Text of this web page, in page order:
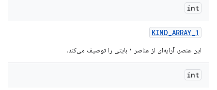
int
KIND_ARRAY_1
این عنصر، آرایه‌ای از عناصر ۱ بایتی را توصیف می‌کند.
int